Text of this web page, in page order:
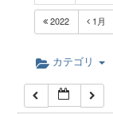
2022 1月
カテゴリ
5:00 AM
6:00 AM
7:00 AM